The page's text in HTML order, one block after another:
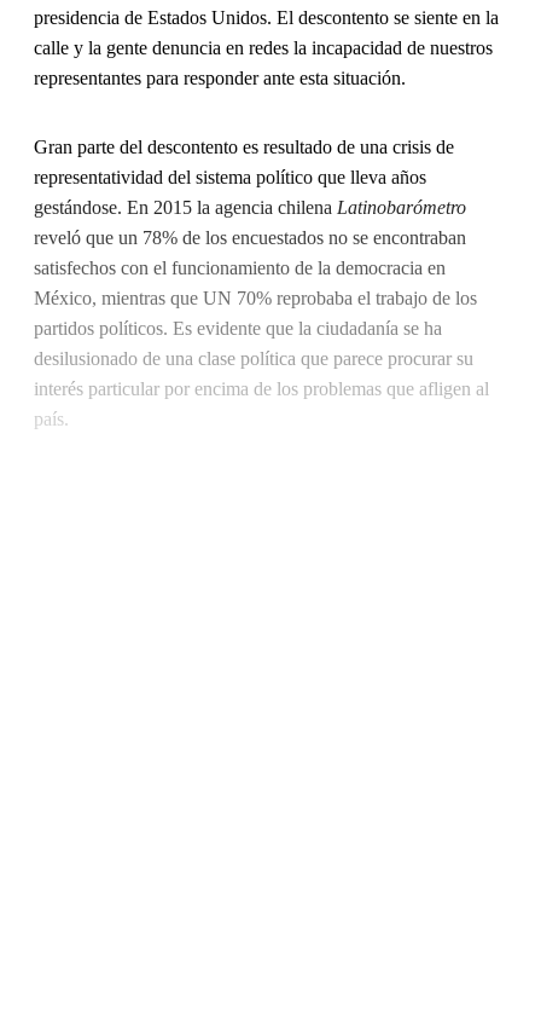
presidencia de Estados Unidos. El descontento se siente en la
calle y la gente denuncia en redes la incapacidad de nuestros
representantes para responder ante esta situación.
Gran parte del descontento es resultado de una crisis de
representatividad del sistema político que lleva años
gestándose. En 2015 la agencia chilena Latinobarómetro
reveló que un 78% de los encuestados no se encontraban
satisfechos con el funcionamiento de la democracia en
México, mientras que UN 70% reprobaba el trabajo de los
partidos políticos. Es evidente que la ciudadanía se ha
desilusionado de una clase política que parece procurar su
interés particular por encima de los problemas que afligen al
país.